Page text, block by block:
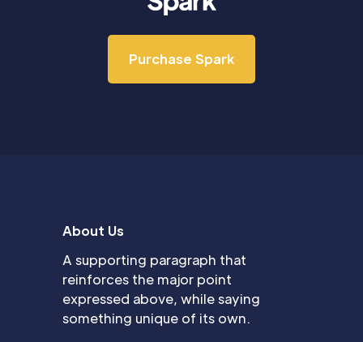
Purchase Spark
About Us
A supporting paragraph that
reinforces the major point
expressed above, while saying
something unique of its own.